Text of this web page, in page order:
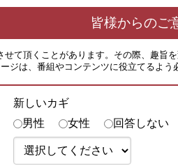
皆様からのご
せて頂くことがあります。その際、趣旨
ジは、番組やコンテンツに役立てるよ
新しいカギ
男性 女性 回答しない